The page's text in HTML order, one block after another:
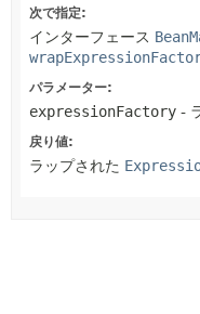
次で指定:
インターフェース
パラメーター:
expressionFactory -
戻り値:
ラップされた